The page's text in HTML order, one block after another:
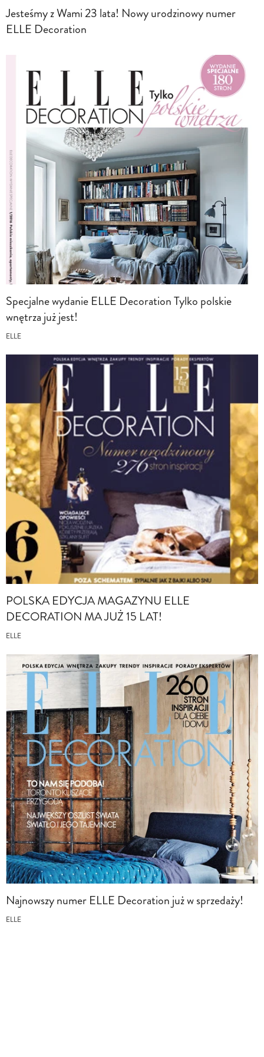
Jesteśmy z Wami 23 lata! Nowy urodzinowy numer
ELLE Decoration
Specjalne wydanie ELLE Decoration Tylko polskie
wnętrza już jest!
ELLE
POLSKA EDYCJA MAGAZYNU ELLE
DECORATION MA JUŻ 15 LAT!
ELLE
Najnowszy numer ELLE Decoration już w sprzedaży!
ELLE